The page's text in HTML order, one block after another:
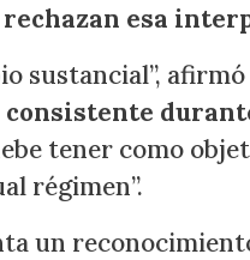
esa
sustancial”,
tener como
régimen”.
un